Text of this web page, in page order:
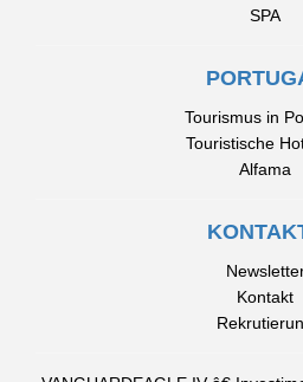
SPA
Tourismus in
Touristische
Alfama
Kontakt